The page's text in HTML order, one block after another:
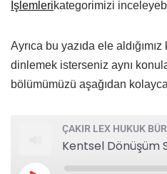
İşlemlerikategorimizi
Ayrıca bu yazıda ele
dinlemek isterseniz aynı
bölümümüzü aşağıdan
ÇAKIR LEX HUKUK